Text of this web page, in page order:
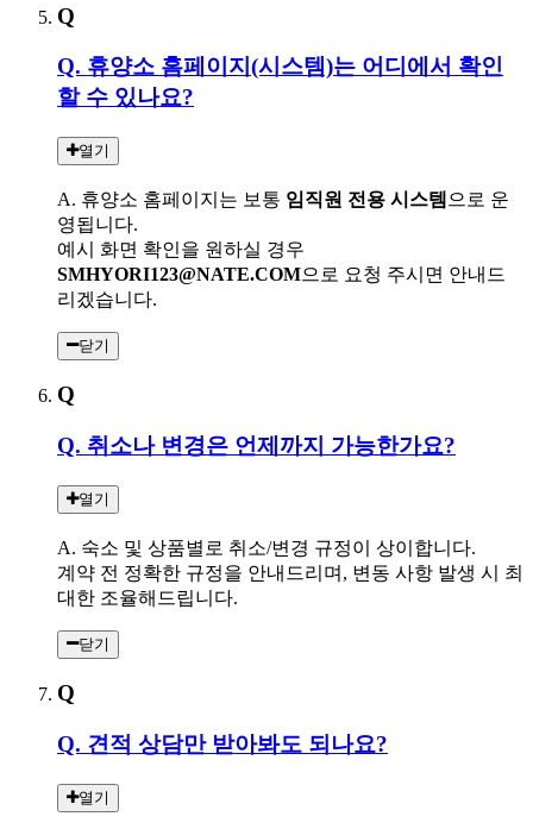
Q
Q. 휴양소 홈페이지(시스템)는 어디에서 확인
할 수 있나요?
열기
A. 휴양소 홈페이지는 보통 임직원 전용 시스템 으로 운
영됩니다.
예시 화면 확인을 원하실 경우
SMHYORI123@NATE.COM으로 요청 주시면 안내드
리겠습니다.
닫기
Q
Q. 취소나 변경은 언제까지 가능한가요?
열기
A. 숙소 및 상품별로 취소/변경 규정이 상이합니다.
계약 전 정확한 규정을 안내드리며, 변동 사항 발생 시 최
대한 조율해드립니다.
닫기
Q
Q. 견적 상담만 받아봐도 되나요?
열기